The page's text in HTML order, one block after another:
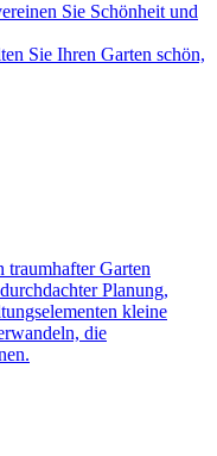
Sie Schönheit und
Sie Ihren Garten schön,
traumhafter Garten
Planung,
kleine
die